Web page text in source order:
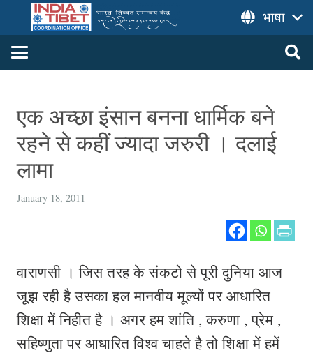
भाषा
एक अच्छा इंसान बनना धार्मिक बने
रहने से कहीं ज्यादा जरुरी । दलाई
लामा
January 18, 2011
वाराणसी । जिस तरह के संकटो से पूरी दुनिया आज
जूझ रही है उसका हल मानवीय मूल्यों पर आधारित
शिक्षा में निहीत है । अगर हम शांति , करुणा , प्रेम ,
सहिष्णुता पर आधारित विश्व चाहते है तो शिक्षा में हमें